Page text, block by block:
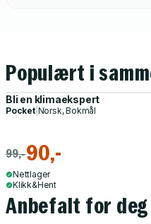
Populært i
Bli en klimaekspert
Pocket| Norsk, Bokmål
99,-90,-
Nettlager
Klikk&Hent
Anbefalt for deg